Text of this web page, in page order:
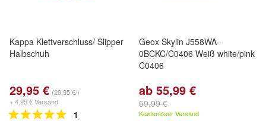
Kappa Klettverschluss/ Slipper
Halbschuh
29,95 € (29,95 €/)
+ 4,95 € Versand
1
Geox Skylin J558WA-
0BCKC/C0406 Weiß white/pink
C0406
ab 55,99 €
59,99 €
Kostenloser Versand